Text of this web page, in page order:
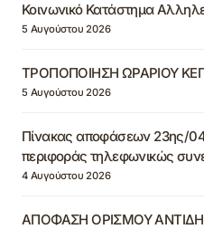
Κοινωνικό Κατάστημα
5 Αυγούστου 2026
ΤΡΟΠΟΠΟΙΗΣΗ ΩΡΑΡΙΟΥ
5 Αυγούστου 2026
Πίνακας αποφάσεων 23ης/
περιφοράς τηλεφωνικώς
4 Αυγούστου 2026
ΑΠΟΦΑΣΗ ΟΡΙΣΜΟΥ